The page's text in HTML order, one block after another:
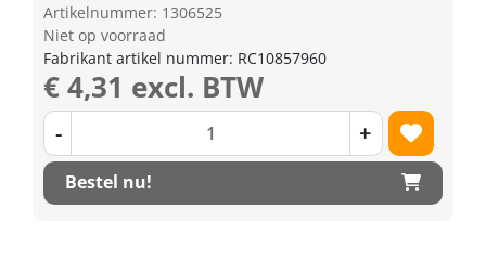
Artikelnummer: 1306525
Niet op voorraad
Fabrikant artikel nummer: RC10857960
€ 4,31 excl. BTW
- +
Bestel nu!